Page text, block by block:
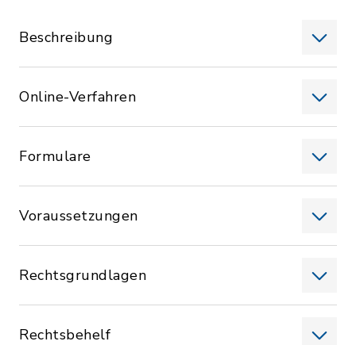
Beschreibung
Online-Verfahren
Formulare
Voraussetzungen
Rechtsgrundlagen
Rechtsbehelf